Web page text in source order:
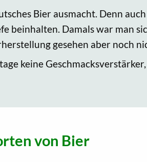
Bier ausmacht. Denn
beinhalten. Damals war man
gesehen aber noch
keine
von Bier